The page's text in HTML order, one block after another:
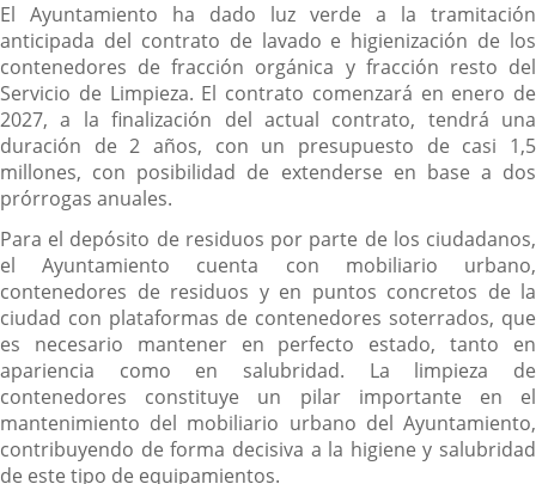
El Ayuntamiento ha dado luz verde a la tramitación
anticipada del contrato de lavado e higienización de los
contenedores de fracción orgánica y fracción resto del
Servicio de Limpieza. El contrato comenzará en enero de
2027, a la finalización del actual contrato, tendrá una
duración de 2 años, con un presupuesto de casi 1,5
millones, con posibilidad de extenderse en base a dos
prórrogas anuales.
Para el depósito de residuos por parte de los ciudadanos,
el Ayuntamiento cuenta con mobiliario urbano,
contenedores de residuos y en puntos concretos de la
ciudad con plataformas de contenedores soterrados, que
es necesario mantener en perfecto estado, tanto en
apariencia como en salubridad. La limpieza de
contenedores constituye un pilar importante en el
mantenimiento del mobiliario urbano del Ayuntamiento,
contribuyendo de forma decisiva a la higiene y salubridad
de este tipo de equipamientos.